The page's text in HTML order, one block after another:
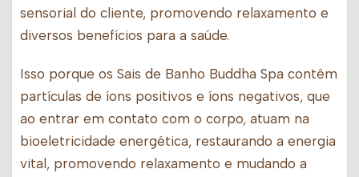
sensorial do cliente, promovendo relaxamento e
diversos benefícios para a saúde.
Isso porque os Sais de Banho Buddha Spa contêm
partículas de íons positivos e íons negativos, que
ao entrar em contato com o corpo, atuam na
bioeletricidade energética, restaurando a energia
vital, promovendo relaxamento e mudando a